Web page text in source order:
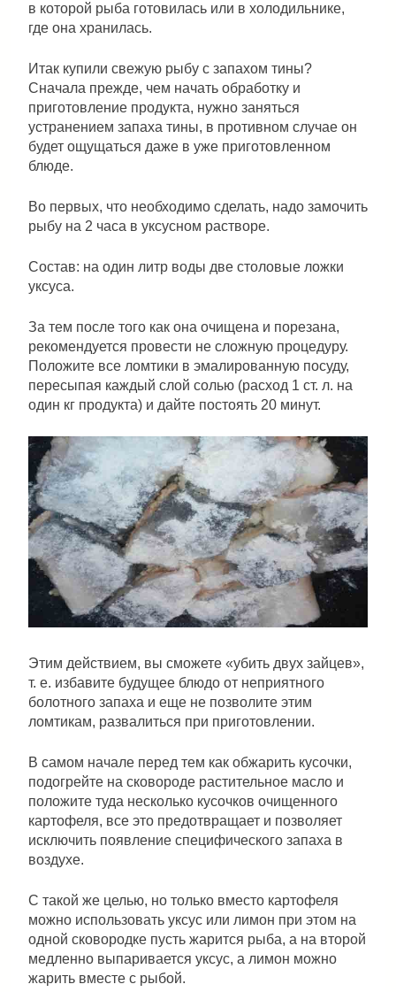
в которой рыба готовилась или в холодильнике,
где она хранилась.
Итак купили свежую рыбу с запахом тины?
Сначала прежде, чем начать обработку и
приготовление продукта, нужно заняться
устранением запаха тины, в противном случае он
будет ощущаться даже в уже приготовленном
блюде.
Во первых, что необходимо сделать, надо замочить
рыбу на 2 часа в уксусном растворе.
Состав: на один литр воды две столовые ложки
уксуса.
За тем после того как она очищена и порезана,
рекомендуется провести не сложную процедуру.
Положите все ломтики в эмалированную посуду,
пересыпая каждый слой солью (расход 1 ст. л. на
один кг продукта) и дайте постоять 20 минут.
Этим действием, вы сможете «убить двух зайцев»,
т. е. избавите будущее блюдо от неприятного
болотного запаха и еще не позволите этим
ломтикам, развалиться при приготовлении.
В самом начале перед тем как обжарить кусочки,
подогрейте на сковороде растительное масло и
положите туда несколько кусочков очищенного
картофеля, все это предотвращает и позволяет
исключить появление специфического запаха в
воздухе.
С такой же целью, но только вместо картофеля
можно использовать уксус или лимон при этом на
одной сковородке пусть жарится рыба, а на второй
медленно выпаривается уксус, а лимон можно
жарить вместе с рыбой.